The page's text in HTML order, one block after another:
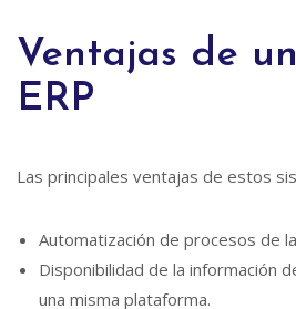
Ventajas de
ERP
Las principales ventajas de estos
Automatización de procesos de
Disponibilidad de la información
una misma plataforma.